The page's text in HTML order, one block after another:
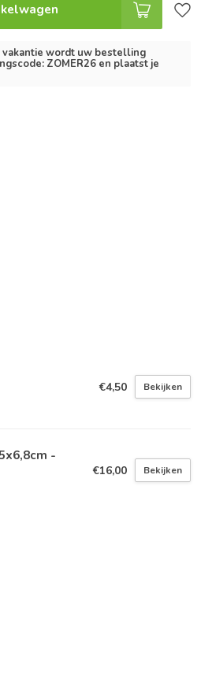
vakantie wordt uw bestelling
ZOMER26 en plaatst je
€4,50 Bekijken
-
€16,00 Bekijken